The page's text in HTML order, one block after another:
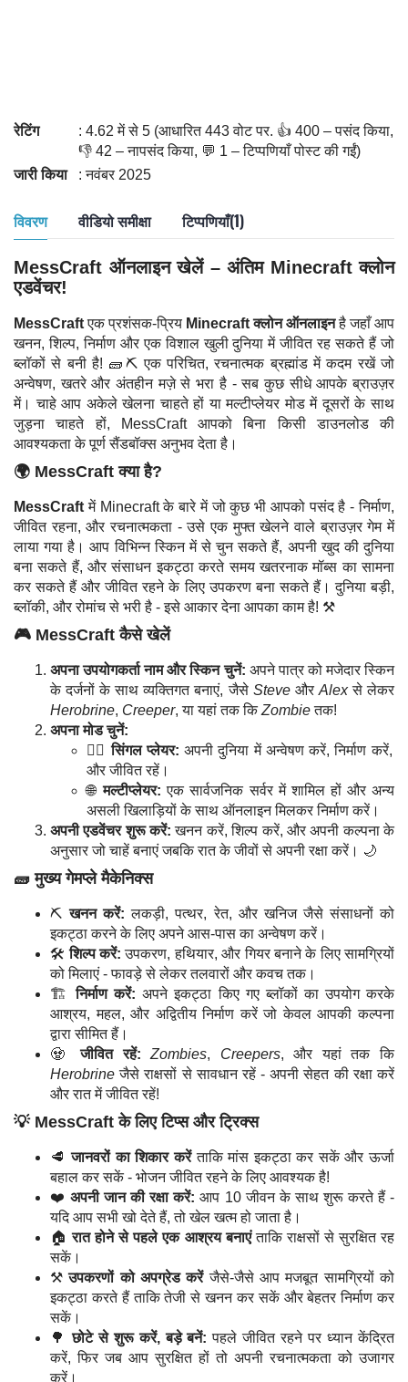
रेटिंग
: 4.62 में से 5 (आधारित 443 वोट पर. 👍 400 – पसंद किया,
👎 42 – नापसंद किया, 💬 1 – टिप्पणियाँ पोस्ट की गईं)
जारी किया
: नवंबर 2025
विवरण वीडियो समीक्षा टिप्पणियाँ(1)
MessCraft ऑनलाइन खेलें – अंतिम Minecraft क्लोन
एडवेंचर!
MessCraftएक प्रशंसक-प्रिय Minecraft क्लोन ऑनलाइनहै जहाँ आप
खनन, शिल्प, निर्माण और एक विशाल खुली दुनिया में जीवित रह सकते हैं जो
ब्लॉकों से बनी है! 🧱⛏️ एक परिचित, रचनात्मक ब्रह्मांड में कदम रखें जो
अन्वेषण, खतरे और अंतहीन मज़े से भरा है - सब कुछ सीधे आपके ब्राउज़र
में। चाहे आप अकेले खेलना चाहते हों या मल्टीप्लेयर मोड में दूसरों के साथ
जुड़ना चाहते हों, MessCraft आपको बिना किसी डाउनलोड की
आवश्यकता के पूर्ण सैंडबॉक्स अनुभव देता है।
🌍 MessCraft क्या है?
MessCraft में Minecraft के बारे में जो कुछ भी आपको पसंद है - निर्माण,
जीवित रहना, और रचनात्मकता - उसे एक मुफ्त खेलने वाले ब्राउज़र गेम में
लाया गया है। आप विभिन्न स्किन में से चुन सकते हैं, अपनी खुद की दुनिया
बना सकते हैं, और संसाधन इकट्ठा करते समय खतरनाक मॉब्स का सामना
कर सकते हैं और जीवित रहने के लिए उपकरण बना सकते हैं। दुनिया बड़ी,
ब्लॉकी, और रोमांच से भरी है - इसे आकार देना आपका काम है! ⚒️
🎮 MessCraft कैसे खेलें
अपना उपयोगकर्ता नाम और स्किन चुनें: अपने पात्र को मजेदार स्किन
के दर्जनों के साथ व्यक्तिगत बनाएं, जैसे Steveऔर Alexसे लेकर
Herobrine, Creeper, या यहां तक किZombieतक!
अपना मोड चुनें:
🧍‍♂️सिंगल प्लेयर: अपनी दुनिया में अन्वेषण करें, निर्माण करें,
और जीवित रहें।
🌐मल्टीप्लेयर: एक सार्वजनिक सर्वर में शामिल हों और अन्य
असली खिलाड़ियों के साथ ऑनलाइन मिलकर निर्माण करें।
अपनी एडवेंचर शुरू करें: खनन करें, शिल्प करें, और अपनी कल्पना के
अनुसार जो चाहें बनाएं जबकि रात के जीवों से अपनी रक्षा करें। 🌙
🧱 मुख्य गेमप्ले मैकेनिक्स
⛏️खनन करें: लकड़ी, पत्थर, रेत, और खनिज जैसे संसाधनों को
इकट्ठा करने के लिए अपने आस-पास का अन्वेषण करें।
🛠️शिल्प करें: उपकरण, हथियार, और गियर बनाने के लिए सामग्रियों
को मिलाएं - फावड़े से लेकर तलवारों और कवच तक।
🏗️निर्माण करें: अपने इकट्ठा किए गए ब्लॉकों का उपयोग करके
आश्रय, महल, और अद्वितीय निर्माण करें जो केवल आपकी कल्पना
द्वारा सीमित हैं।
🧟जीवित रहें: Zombies, Creepers, और यहां तक कि
Herobrine जैसे राक्षसों से सावधान रहें - अपनी सेहत की रक्षा करें
और रात में जीवित रहें!
💡 MessCraft के लिए टिप्स और ट्रिक्स
🥩जानवरों का शिकार करेंताकि मांस इकट्ठा कर सकें और ऊर्जा
बहाल कर सकें - भोजन जीवित रहने के लिए आवश्यक है!
❤️अपनी जान की रक्षा करें: आप 10 जीवन के साथ शुरू करते हैं -
यदि आप सभी खो देते हैं, तो खेल खत्म हो जाता है।
🏠रात होने से पहले एक आश्रय बनाएंताकि राक्षसों से सुरक्षित रह
सकें।
⚒️उपकरणों को अपग्रेड करेंजैसे-जैसे आप मजबूत सामग्रियों को
इकट्ठा करते हैं ताकि तेजी से खनन कर सकें और बेहतर निर्माण कर
सकें।
🌳छोटे से शुरू करें, बड़े बनें: पहले जीवित रहने पर ध्यान केंद्रित
करें, फिर जब आप सुरक्षित हों तो अपनी रचनात्मकता को उजागर
करें।